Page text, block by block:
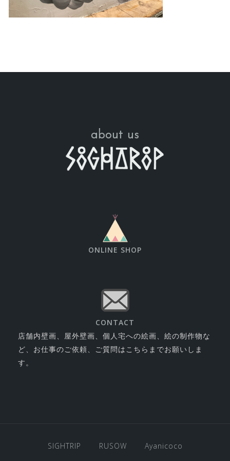
about us
ONLINE SHOP
CONTACT
店舗内壁画、屋外壁画、個人宅への絵画、絵の制作物な
ど、お仕事のご依頼、ご質問はこちらまでお願いしま
す。
SIGHTRIP RUSOW Ayanicoco